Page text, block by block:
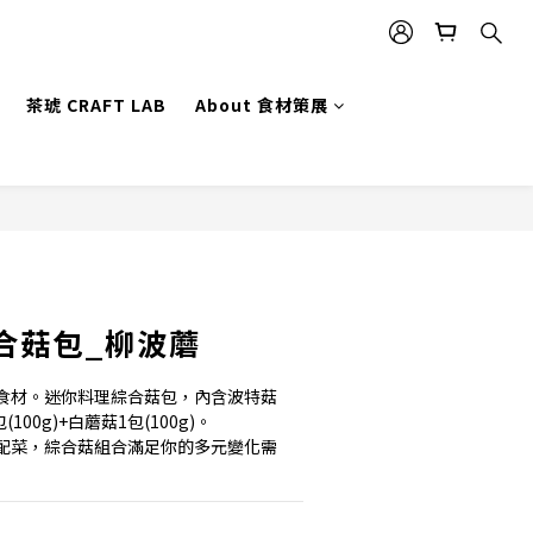
茶琥 CRAFT LAB About 食材策展
菇包_柳波蘑
材。迷你料理綜合菇包，內含波特菇
白蘑菇1包(100g)。
菜，綜合菇組合滿足你的多元變化需